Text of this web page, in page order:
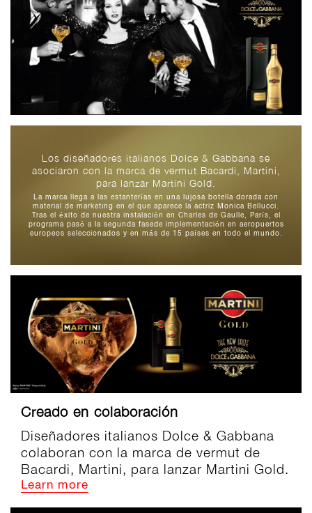
Los diseñadores italianos Dolce & Gabbana se
asociaron con la marca de vermut Bacardi, Martini,
para lanzar Martini Gold.
La marca llega a las estanterías en una lujosa botella dorada con
material de marketing en el que aparece la actriz Monica Bellucci.
Tras el éxito de nuestra instalación en Charles de Gaulle,
París, el
programa pasó a la segunda fasede implementación en aeropuertos
europeos seleccionados y en más de 15 países en todo el mundo.
Creado en colaboración
Diseñadores italianos Dolce & Gabbana
colaboran con la marca de vermut de
Bacardi, Martini, para lanzar Martini Gold.
Learn more